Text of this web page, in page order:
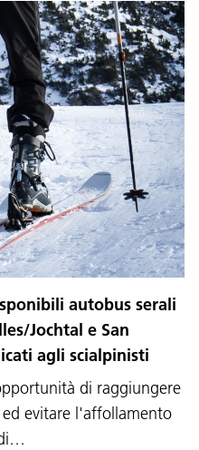
autobus serali
Jochtal e San
agli scialpinisti
di raggiungere
evitare l'affollamento